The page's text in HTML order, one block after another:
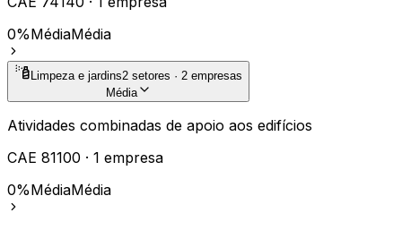
0%MédiaMédia
Limpeza e jardins2 setores · 2 empresas
Média
Atividades combinadas de apoio aos edifícios
CAE 81100 · 1 empresa
0%MédiaMédia